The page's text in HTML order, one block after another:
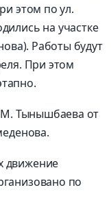
этом по ул.
на участке
Работы будут
При этом
М. Тынышбаева от
движение
по